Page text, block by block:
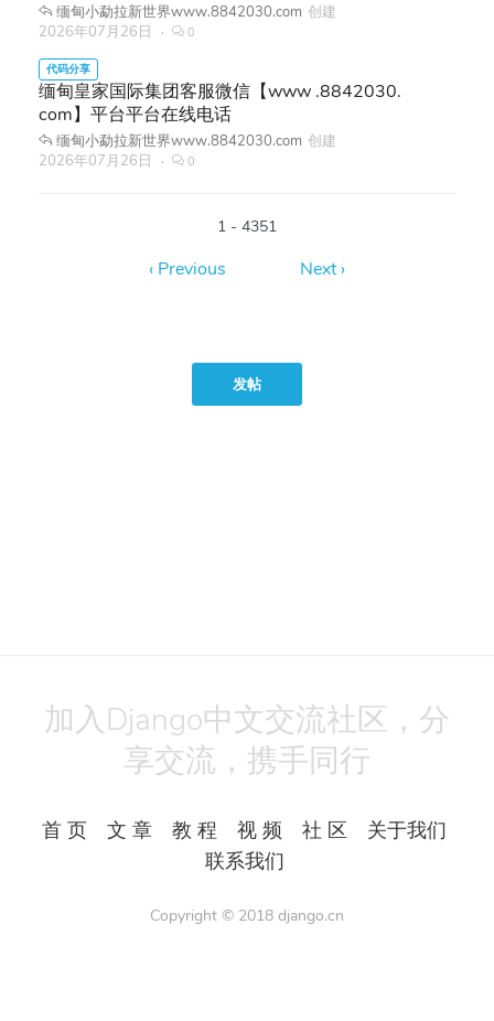
缅甸小勐拉新世界www.8842030.com 创建
2026年07月26日
0
缅甸皇家国际集团客服微信【www .8842030.
com】平台平台在线电话
缅甸小勐拉新世界www.8842030.com 创建
2026年07月26日
0
1 - 4351
发帖
加入Django中文交流社区，分
享交流，携手同行
首 页 文 章 教 程 视 频 社 区
关于我们
联系我们
Copyright © 2018 django.cn